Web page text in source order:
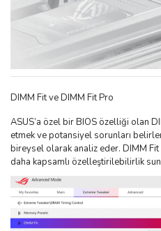
DIMM Fit ve DIMM Fit Pro
ASUS’a özel bir BIOS özelliği olan
etmek ve potansiyel sorunları
bireysel olarak analiz eder. DIMM
daha kapsamlı özelleştirilebilirlik